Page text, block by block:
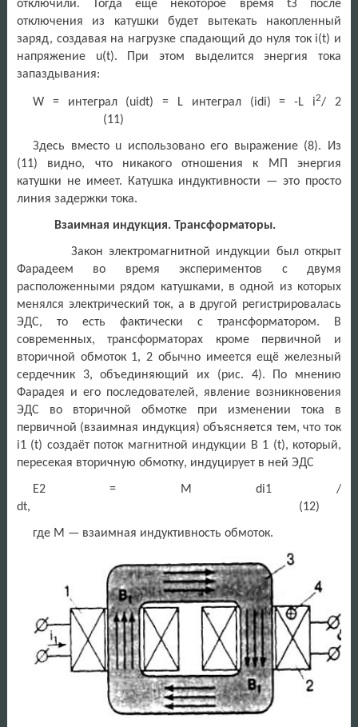
отключили. Тогда ещё некоторое время tЗ после
отключения из катушки будет вытекать накопленный
заряд, создавая на нагрузке спадающий до нуля ток i(t) и
напряжение u(t). При этом выделится энергия тока
запаздывания:
W = интеграл (uidt) = L интеграл (idi) = -L i2/ 2
(11)
Здесь вместо u использовано его выражение (8). Из
(11) видно, что никакого отношения к МП энергия
катушки не имеет. Катушка индуктивности — это просто
линия задержки тока.
Взаимная индукция. Трансформаторы.
Закон электромагнитной индукции был открыт
Фарадеем во время экспериментов с двумя
расположенными рядом катушками, в одной из которых
менялся электрический ток, а в другой регистрировалась
ЭДС, то есть фактически с трансформатором. В
современных, трансформаторах кроме первичной и
вторичной обмоток 1, 2 обычно имеется ещё железный
сердечник 3, объединяющий их (рис. 4). По мнению
Фарадея и его последователей, явление возникновения
ЭДС во вторичной обмотке при изменении тока в
первичной (взаимная индукция) объясняется тем, что ток
i1 (t) создаёт поток магнитной индукции B 1 (t), который,
пересекая вторичную обмотку, индуцирует в ней ЭДС
E2 = M di1 /
dt, (12)
где М — взаимная индуктивность обмоток.